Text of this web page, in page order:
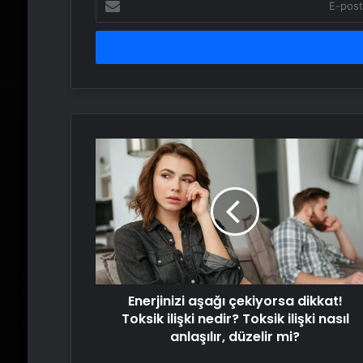
posta
adresinizi
Enerjinizi
aşağı
çekiyorsa
dikkat!
Toksik
ilişki
nedir?
Toksik
ilişki
anlaşılır,
Enerjinizi aşağı çekiyorsa dikkat!
Toksik ilişki nedir? Toksik ilişki nasıl
anlaşılır, düzelir mi?